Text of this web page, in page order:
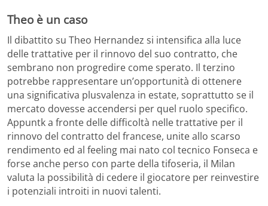
Theo è un caso
Il dibattito su Theo Hernandez si intensifica alla luce
delle trattative per il rinnovo del suo contratto, che
sembrano non progredire come sperato. Il terzino
potrebbe rappresentare un’opportunità di ottenere
una significativa plusvalenza in estate, soprattutto se il
mercato dovesse accendersi per quel ruolo specifico.
Appuntk a fronte delle difficoltà nelle trattative per il
rinnovo del contratto del francese, unite allo scarso
rendimento ed al feeling mai nato col tecnico Fonseca e
forse anche perso con parte della tifoseria, il Milan
valuta la possibilità di cedere il giocatore per reinvestire
i potenziali introiti in nuovi talenti.